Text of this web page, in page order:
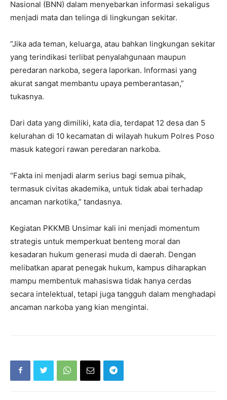
Nasional (BNN) dalam menyebarkan informasi sekaligus
menjadi mata dan telinga di lingkungan sekitar.
“Jika ada teman, keluarga, atau bahkan lingkungan sekitar
yang terindikasi terlibat penyalahgunaan maupun
peredaran narkoba, segera laporkan. Informasi yang
akurat sangat membantu upaya pemberantasan,”
tukasnya.
Dari data yang dimiliki, kata dia, terdapat 12 desa dan 5
kelurahan di 10 kecamatan di wilayah hukum Polres Poso
masuk kategori rawan peredaran narkoba.
“Fakta ini menjadi alarm serius bagi semua pihak,
termasuk civitas akademika, untuk tidak abai terhadap
ancaman narkotika,” tandasnya.
Kegiatan PKKMB Unsimar kali ini menjadi momentum
strategis untuk memperkuat benteng moral dan
kesadaran hukum generasi muda di daerah. Dengan
melibatkan aparat penegak hukum, kampus diharapkan
mampu membentuk mahasiswa tidak hanya cerdas
secara intelektual, tetapi juga tangguh dalam menghadapi
ancaman narkoba yang kian mengintai.